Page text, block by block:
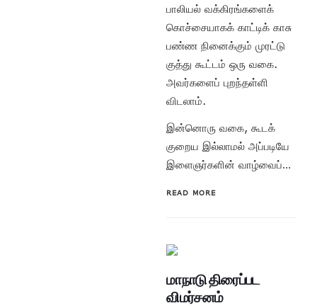
பாலியல் வக்கிரங்களைக்
கொச்சையாகக் காட்டிக் காசு
பண்ண நினைக்கும் முரட்டு
குத்து கூட்டம் ஒரு வகை.
அவர்களைப் புறந்தள்ளி
விடலாம்.
இன்னொரு வகை, கூடக்
குறைய இல்லாமல் அப்படியே
இளைஞர்களின் வாழ்வைப்…
READ MORE
மாநாடு திரைப்பட
விமர்சனம்